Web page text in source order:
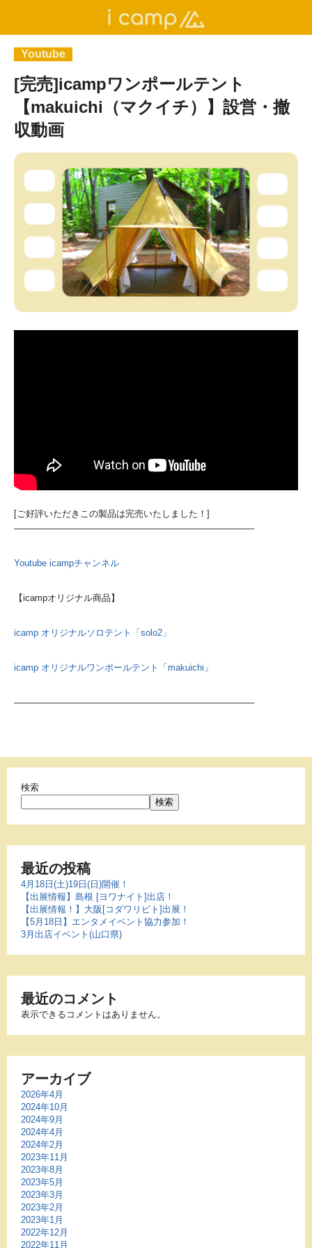
Youtube
[完売]icampワンポールテント
【makuichi（マクイチ）】設営・撤
収動画
[ご好評いただきこの製品は完売いたしました！]
——————————————————————————–
Youtube icampチャンネル
【icampオリジナル商品】
icamp オリジナルソロテント「solo2」
icamp オリジナルワンポールテント「makuichi」
——————————————————————————–
検索
検索
最近の投稿
4月18日(土)19日(日)開催！
【出展情報】島根 [ヨワナイト]出店！
【出展情報！】大阪[コダワリビト]出展！
【5月18日】エンタメイベント協力参加！
3月出店イベント(山口県)
最近のコメント
表示できるコメントはありません。
アーカイブ
2026年4月
2024年10月
2024年9月
2024年4月
2024年2月
2023年11月
2023年8月
2023年5月
2023年3月
2023年2月
2023年1月
2022年12月
2022年11月